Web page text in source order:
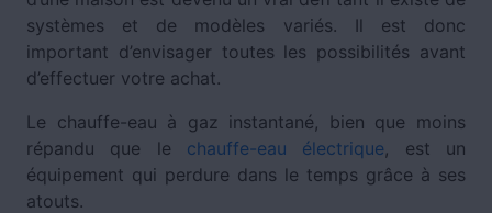
systèmes et de modèles variés. Il est donc
important d’envisager toutes les possibilités avant
d’effectuer votre achat.
Le chauffe-eau à gaz instantané, bien que moins
répandu que le chauffe-eau électrique, est un
équipement qui perdure dans le temps grâce à ses
atouts.